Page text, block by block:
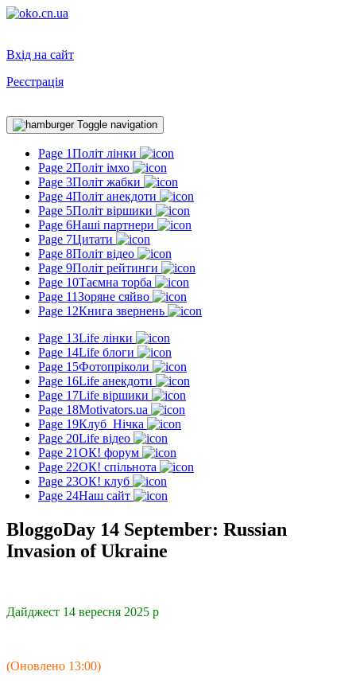
Вхід на сайт
Реєстрація
Toggle navigation
Page 1Політ лінки
Page 2Політ імхо
Page 3Політ жабки
Page 4Політ анекдоти
Page 5Політ віршики
Page 6Наші партнери
Page 7Цитати
Page 8Політ відео
Page 9Політ рейтинги
Page 10Таємна торба
Page 11Зоряне сяйво
Page 12Книга звернень
Page 13Life лінки
Page 14Life блоги
Page 15Фотопріколи
Page 16Life анекдоти
Page 17Life віршики
Page 18Motivators.ua
Page 19Клуб_Нічка
Page 20Life відео
Page 21ОК! форум
Page 22ОК! спільнота
Page 23ОК! клуб
Page 24Наш сайт
BloggoDay 14 September: Russian
Invasion of Ukraine
Дайджест 14 вересня 2025 р
(Оновлено 13:00)